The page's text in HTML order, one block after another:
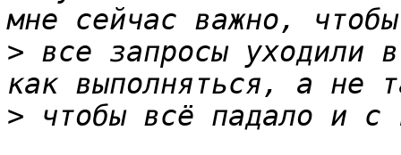
> все запросы уходили
>